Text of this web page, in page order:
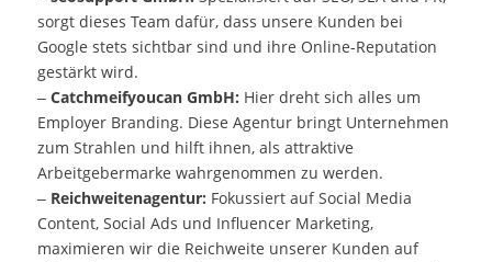
sorgt dieses Team dafür, dass unsere Kunden bei
Google stets sichtbar sind und ihre Online-Reputation
gestärkt wird.
– Catchmeifyoucan GmbH: Hier dreht sich alles um
Employer Branding. Diese Agentur bringt Unternehmen
zum Strahlen und hilft ihnen, als attraktive
Arbeitgebermarke wahrgenommen zu werden.
– Reichweitenagentur: Fokussiert auf Social Media
Content, Social Ads und Influencer Marketing,
maximieren wir die Reichweite unserer Kunden auf